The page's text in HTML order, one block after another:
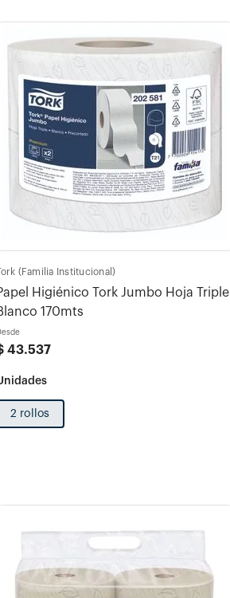
(Familia Institucional)
Higiénico Tork Jumbo Hoja Triple
170mts
43.537
2 rollos